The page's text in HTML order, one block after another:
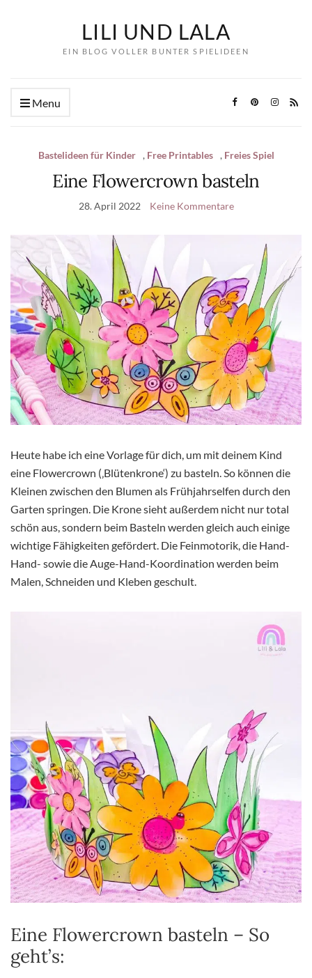
LILI UND LALA
EIN BLOG VOLLER BUNTER SPIELIDEEN
Menu
Bastelideen für Kinder , Free Printables , Freies Spiel
Eine Flowercrown basteln
28. April 2022 Keine Kommentare
Heute habe ich eine Vorlage für dich, um mit deinem Kind
eine Flowercrown (‚Blütenkrone‘) zu basteln. So können die
Kleinen zwischen den Blumen als Frühjahrselfen durch den
Garten springen. Die Krone sieht außerdem nicht nur total
schön aus, sondern beim Basteln werden gleich auch einige
wichtige Fähigkeiten gefördert. Die Feinmotorik, die Hand-
Hand- sowie die Auge-Hand-Koordination werden beim
Malen, Schneiden und Kleben geschult.
Eine Flowercrown basteln – So
geht’s: